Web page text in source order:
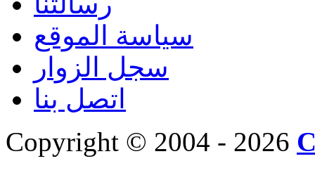
سياسة الموقع
سجل الزوار
اتصل بنا
Copyright © 2004 - 2026